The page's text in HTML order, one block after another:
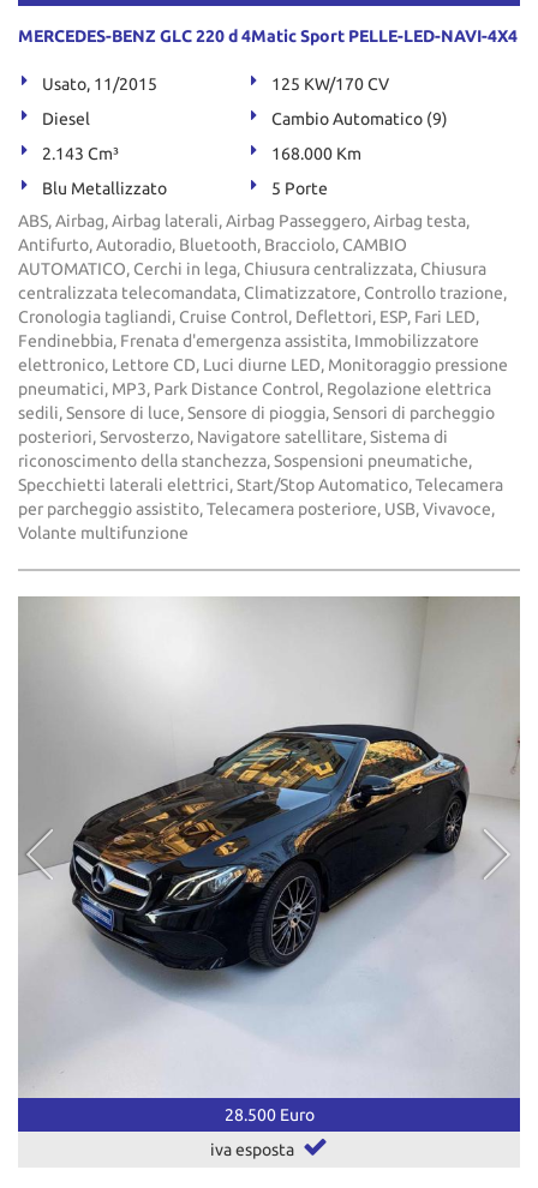
MERCEDES-BENZ GLC 220 d 4Matic Sport PELLE-LED-NAVI-4X4
Usato, 11/2015
125 KW/170 CV
Diesel
Cambio Automatico (9)
2.143 Cm³
168.000 Km
Blu Metallizzato
5 Porte
ABS, Airbag, Airbag laterali, Airbag Passeggero, Airbag testa,
Antifurto, Autoradio, Bluetooth, Bracciolo, CAMBIO
AUTOMATICO, Cerchi in lega, Chiusura centralizzata, Chiusura
centralizzata telecomandata, Climatizzatore, Controllo trazione,
Cronologia tagliandi, Cruise Control, Deflettori, ESP, Fari LED,
Fendinebbia, Frenata d'emergenza assistita, Immobilizzatore
elettronico, Lettore CD, Luci diurne LED, Monitoraggio pressione
pneumatici, MP3, Park Distance Control, Regolazione elettrica
sedili, Sensore di luce, Sensore di pioggia, Sensori di parcheggio
posteriori, Servosterzo, Navigatore satellitare, Sistema di
riconoscimento della stanchezza, Sospensioni pneumatiche,
Specchietti laterali elettrici, Start/Stop Automatico, Telecamera
per parcheggio assistito, Telecamera posteriore, USB, Vivavoce,
Volante multifunzione
28.500 Euro
iva esposta